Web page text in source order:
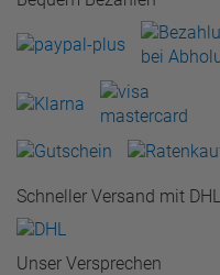
Schneller Versand mit DHL
Unser Versprechen